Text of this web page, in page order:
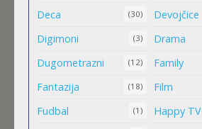
BLOODIVORES
Feb 12 2023 |Gledaj »
AVANTURE KIDA OPASNOST
Deca (30) Devojčice
Digimoni (3) Drama
Dugometrazni (12) Family
Fantazija (18) Film
Fudbal (1) Happy TV